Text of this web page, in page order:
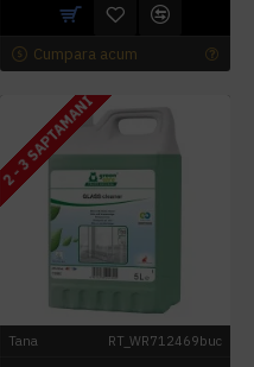
Cumpara acum
2 - 3 SAPTAMANI
Tana RT_WR712469buc